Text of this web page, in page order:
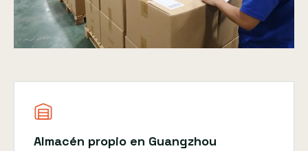
Almacén propio en Guangzhou